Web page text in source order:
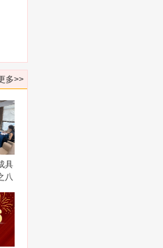
中
企
年
的
中
企
多>>
具
八